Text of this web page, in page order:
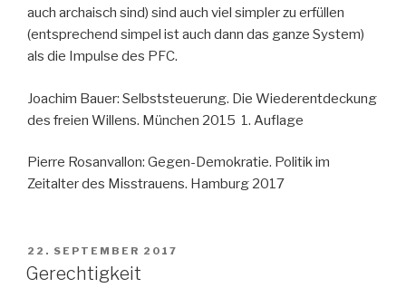
auch archaisch sind) sind auch viel simpler zu erfüllen
(entsprechend simpel ist auch dann das ganze System)
als die Impulse des PFC.
Joachim Bauer: Selbststeuerung. Die Wiederentdeckung
des freien Willens. München 2015 1. Auflage
Pierre Rosanvallon: Gegen-Demokratie. Politik im
Zeitalter des Misstrauens. Hamburg 2017
VERÖFFENTLICHT
AM
22. SEPTEMBER 2017
Gerechtigkeit